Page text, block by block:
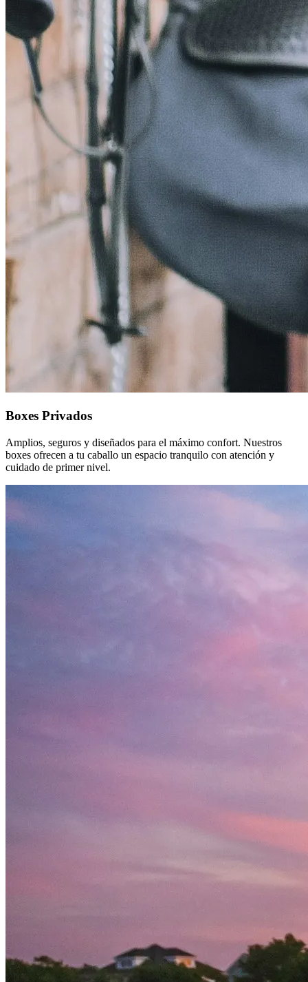
Boxes Privados
Amplios, seguros y diseñados para el máximo confort. Nuestros
boxes ofrecen a tu caballo un espacio tranquilo con atención y
cuidado de primer nivel.